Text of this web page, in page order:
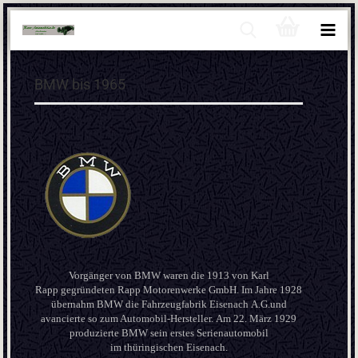
BMW bis 1965
Vorgänger von BMW waren die 1913 von Karl
Rapp gegründeten Rapp Motorenwerke GmbH. Im Jahre 1928
übernahm BMW die Fahrzeugfabrik Eisenach A.G.und
avancierte so zum Automobil-Hersteller. Am 22. März 1929
produzierte BMW sein erstes Serienautomobil
im thüringischen Eisenach.